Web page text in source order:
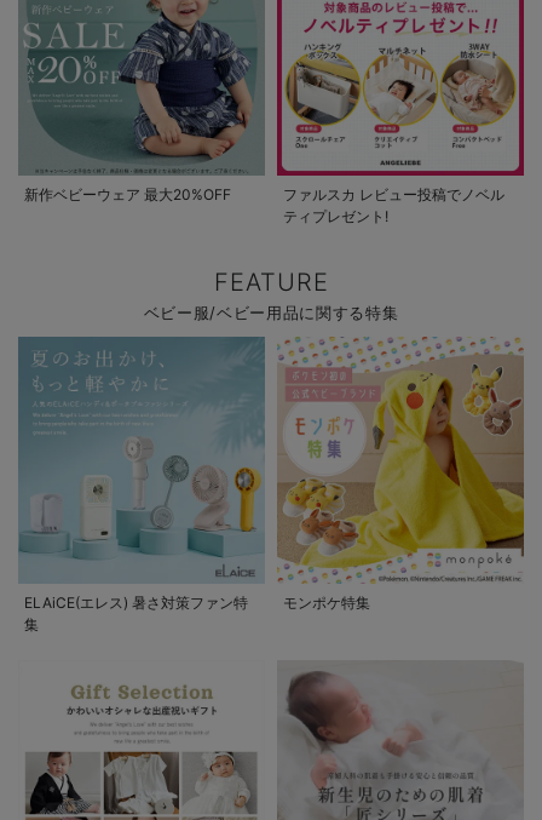
新作ベビーウェア 最大20%OFF
ファルスカ レビュー投稿でノベル
ティプレゼント!
FEATURE
ベビー服/ベビー用品に関する特集
ELAiCE(エレス) 暑さ対策ファン特
集
モンポケ特集